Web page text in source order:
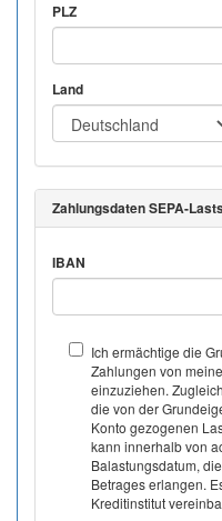
PLZ
Land
Zahlungsdaten SEPA-
IBAN
Ich ermächtige die
Zahlungen von
einzuziehen.
die von der
Konto gezogenen
kann innerhalb von
Balastungsdatum,
Betrages erlangen.
Kreditinstitut